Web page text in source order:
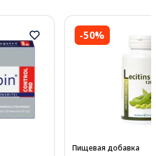
-50%
Пищевая добавка